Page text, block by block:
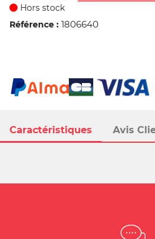
Caractéristiques Avis
Hors stock
Référence : 1806640